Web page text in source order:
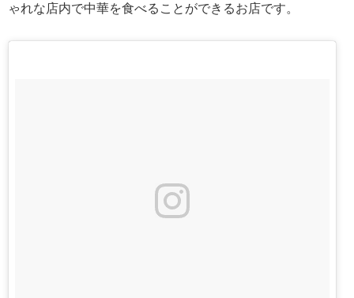
ゃれな店内で中華を食べることができるお店です。